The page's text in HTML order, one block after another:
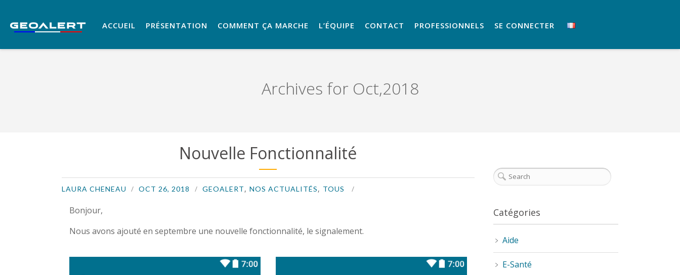
ACCUEIL PRÉSENTATION COMMENT ÇA MARCHE L’ÉQUIPE CONTACT PROFESSIONNELS SE CONNECTER
Archives for Oct,2018
Nouvelle Fonctionnalité
LAURA CHENEAU OCT 26, 2018 GEOALERT, NOS ACTUALITÉS, TOUS
Bonjour,
Nous avons ajouté en septembre une nouvelle fonctionnalité, le signalement.
Catégories
Aide
E-Santé